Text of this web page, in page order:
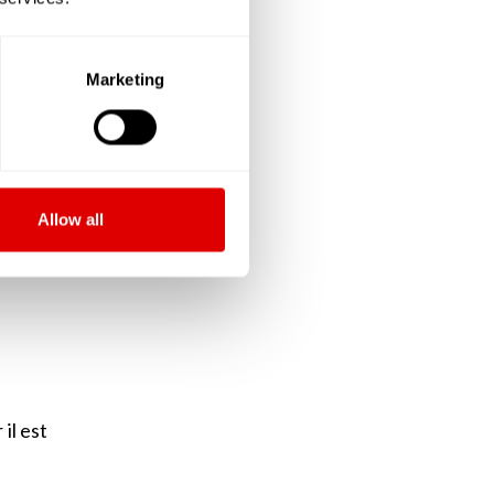
Marketing
Allow all
fois
sa
vie
il est